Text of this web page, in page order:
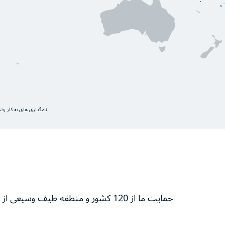
نامگذاری های به کار
حمایت ما از 120 کشور و منطقه طیف وسیعی از فعالیت‌ها برای نجات و تغییر زندگی‌ افراد را با هدف نهایی به صفر رساندن گرسنگی در سراسر جهان شامل می‌شود.